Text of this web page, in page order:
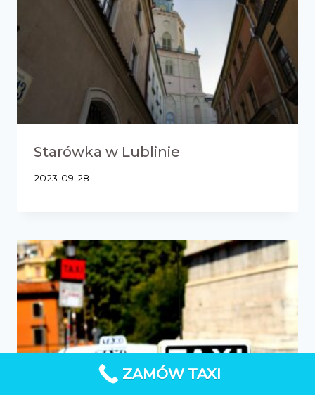
Starówka w Lublinie
2023-09-28
ZAMÓW TAXI